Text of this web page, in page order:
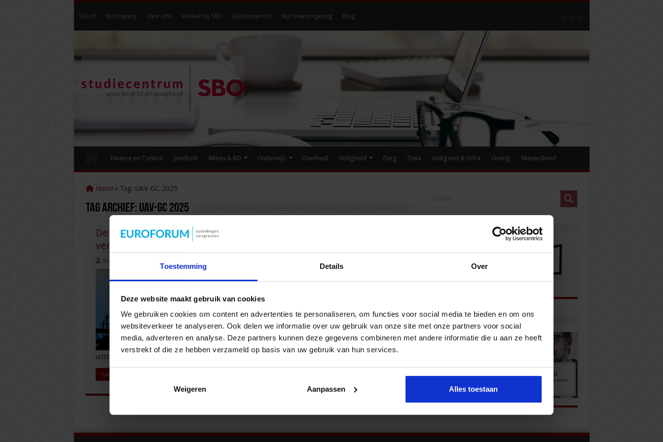
Toestemming Details Over
Deze website maakt gebruik van cookies
We gebruiken cookies om content en advertenties te personaliseren, om functies voor social media te bieden en om ons
websiteverkeer te analyseren. Ook delen we informatie over uw gebruik van onze site met onze partners voor social
media, adverteren en analyse. Deze partners kunnen deze gegevens combineren met andere informatie die u aan ze heeft
verstrekt of die ze hebben verzameld op basis van uw gebruik van hun services.
Weigeren Aanpassen Alles toestaan
Sbo.nl Incompany Over ons Werken bij SBO Klantenservice Mijn Leeromgeving Blog
Finance en Control Juridisch Milieu & RO Onderwijs Overheid Veiligheid Zorg Data Vastgoed & Infra Overig Nieuwsbrief
Home » Tag: UAV-GC 2025
Tag Archief: UAV-GC 2025
De vernieuwde UAV-GC 2025 vraagt om ander gedrag en
vertrouwen
sbo
UAV-GC er was? Welke wijzigingen zijn er
doorgevoerd? En vooral: wat vraagt dit van
Raat ziet de vernieuwde UAV-GC 2025 als een
kans om beter samen te werken – mits
opdrachtgevers bereid zijn om los te laten en
vertrouwen te geven. Van 2005 naar 2025:
uitstel en …
Lees verder »
Bekijk onze opleidingen